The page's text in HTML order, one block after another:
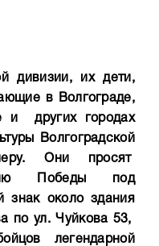
дивизии, их дети,
в Волгограде,
и других городах
Волгоградской
Они просят
Победы под
около здания
по ул. Чуйкова 53,
легендарной